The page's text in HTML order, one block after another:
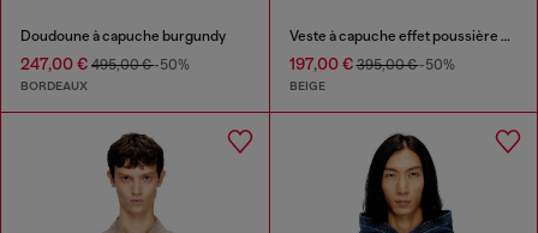
Doudoune à capuche burgundy
247,00 € 495,00 €-50%
BORDEAUX
Veste à capuche effet poussière en Taslan
197,00 €395,00 €-50%
BEIGE